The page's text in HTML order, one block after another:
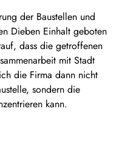
der Baustellen und
Dieben Einhalt geboten
dass die getroffenen
mit Stadt
die Firma dann nicht
sondern die
kann.